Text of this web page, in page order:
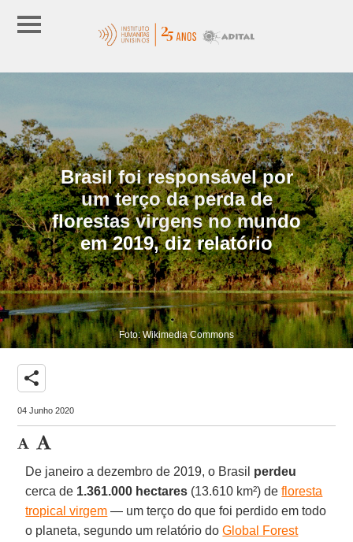
Brasil foi responsável por
um terço da perda de
florestas virgens no mundo
em 2019, diz relatório
Foto: Wikimedia Commons
share
04 Junho 2020
De janeiro a dezembro de 2019, o Brasil perdeu
cerca de 1.361.000 hectares (13.610 km²) defloresta
tropical virgem — um terço do que foi perdido em todo
o planeta, segundo um relatório doGlobal Forest